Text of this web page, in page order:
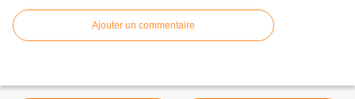
Ajouter un commentaire